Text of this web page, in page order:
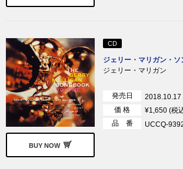
BUY NOW
CD
ジェリー・マリガン・ソ
ジェリー・マリガン
発売日
2018.10.17
価 格
¥1,650 (税
品 番
UCCQ-